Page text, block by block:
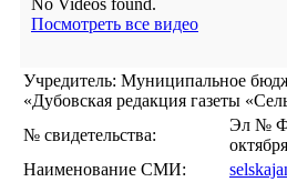
Посмотреть все видео
Учредитель: Муниципальное
«Дубовская редакция газеты
№ свидетельства:
Эл №
Наименование СМИ: